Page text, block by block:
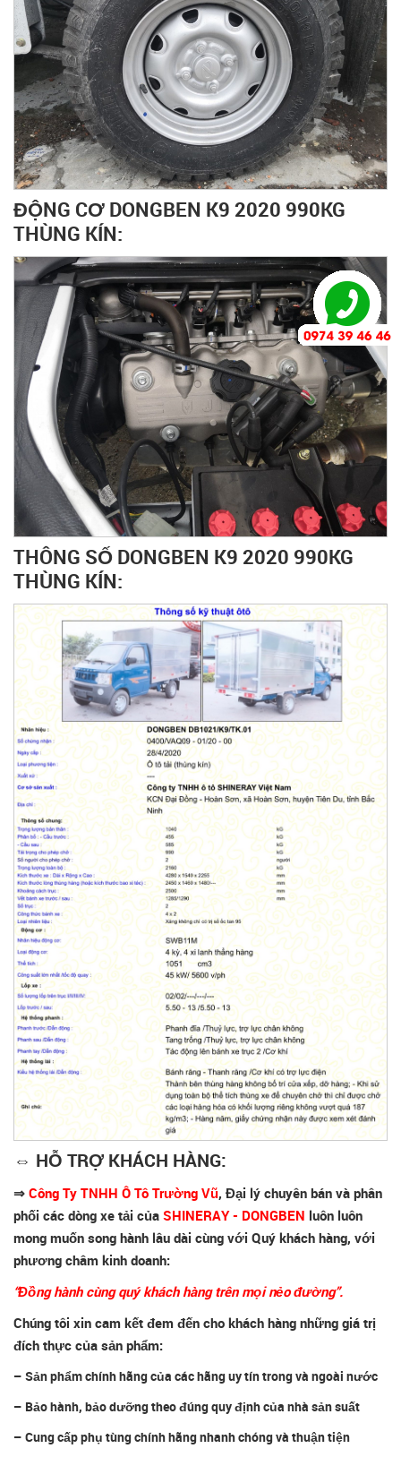
ĐỘNG CƠ DONGBEN K9 2020 990KG
THÙNG KÍN:
THÔNG SỐ DONGBEN K9 2020 990KG
THÙNG KÍN:
⇔ HỖ TRỢ KHÁCH HÀNG:
⇒ Công Ty TNHH Ô Tô Trường Vũ, Đại lý chuyên bán và phân
phối các dòng xe tải của SHINERAY - DONGBEN luôn luôn
mong muốn song hành lâu dài cùng với Quý khách hàng, với
phương châm kinh doanh:
“Đồng hành cùng quý khách hàng trên mọi nẻo đường”.
Chúng tôi xin cam kết đem đến cho khách hàng những giá trị
đích thực của sản phẩm:
– Sản phẩm chính hãng của các hãng uy tín trong và ngoài nước
– Bảo hành, bảo dưỡng theo đúng quy định của nhà sản suất
– Cung cấp phụ tùng chính hãng nhanh chóng và thuận tiện